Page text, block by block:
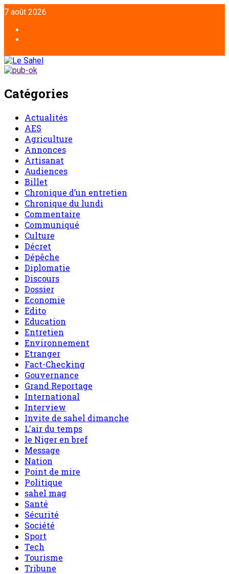
7 août 2026
Catégories
Actualités
AES
Agriculture
Annonces
Artisanat
Audiences
Billet
Chronique d’un entretien
Chronique du lundi
Commentaire
Communiqué
Culture
Décret
Dépêche
Diplomatie
Discours
Dossier
Economie
Edito
Education
Entretien
Environnement
Etranger
Fact-Checking
Gouvernance
Grand Reportage
International
Interview
Invite de sahel dimanche
L'air du temps
le Niger en bref
Message
Nation
Point de mire
Politique
sahel mag
Santé
Sécurité
Société
Sport
Tech
Tourisme
Tribune